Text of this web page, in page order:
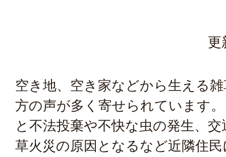
更
空き地、空き家などから生える
方の声が多く寄せられています
と不法投棄や不快な虫の発生、
草火災の原因となるなど近隣住